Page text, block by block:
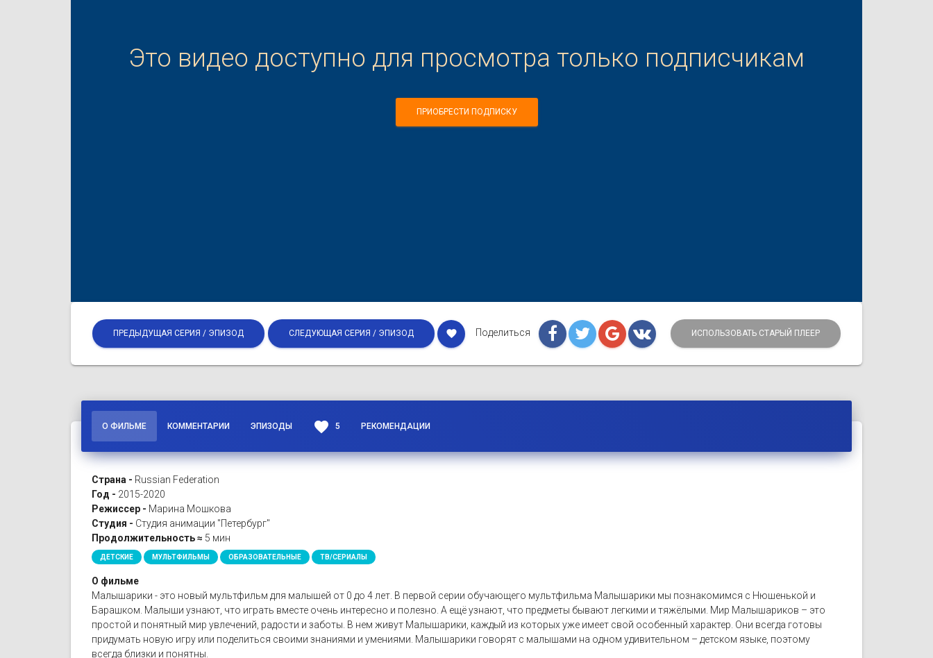
Это видео доступно для просмотра только подписчикам
ПРИОБРЕСТИ ПОДПИСКУ
ПРЕДЫДУЩАЯ СЕРИЯ / ЭПИЗОД СЛЕДУЮЩАЯ СЕРИЯ / ЭПИЗОД favorite Поделиться ИСПОЛЬЗОВАТЬ СТАРЫЙ ПЛЕЕР
О ФИЛЬМЕ КОММЕНТАРИИ ЭПИЗОДЫ favorite 5 РЕКОМЕНДАЦИИ
Страна - Russian Federation
Год - 2015-2020
Режиссер - Марина Мошкова
Студия - Студия анимации "Петербург"
Продолжительность ≈ 5 мин
ДЕТСКИЕ МУЛЬТФИЛЬМЫ ОБРАЗОВАТЕЛЬНЫЕ ТВ/СЕРИАЛЫ
О фильме
Малышарики - это новый мультфильм для малышей от 0 до 4 лет. В первой серии обучающего мультфильма Малышарики мы познакомимся с Нюшенькой и
Барашком. Малыши узнают, что играть вместе очень интересно и полезно. А ещё узнают, что предметы бывают легкими и тяжёлыми. Мир Малышариков – это
простой и понятный мир увлечений, радости и заботы. В нем живут Малышарики, каждый из которых уже имеет свой особенный характер. Они всегда готовы
придумать новую игру или поделиться своими знаниями и умениями. Малышарики говорят с малышами на одном удивительном – детском языке, поэтому
всегда близки и понятны.